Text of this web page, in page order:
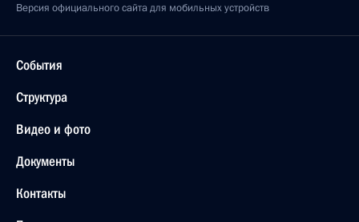
Версия официального сайта для мобильных устройств
События
Структура
Видео и фото
Документы
Контакты